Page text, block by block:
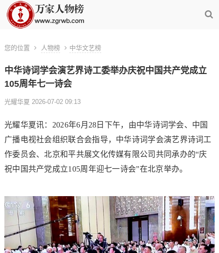
您的位置 人物榜 中华文艺榜
中华诗词学会演艺界诗工委举办庆祝中国共产党成立
105周年七一诗会
光耀华夏 2026-07-02 09:13
光耀华夏讯：2026年6月28日下午，由中华诗词学会、中国
广播电视社会组织联合会指导，中华诗词学会演艺界诗词工
作委员会、北京和平共展文化传媒有限公司共同承办的“庆
祝中国共产党成立105周年迎七一诗会”在北京举办。